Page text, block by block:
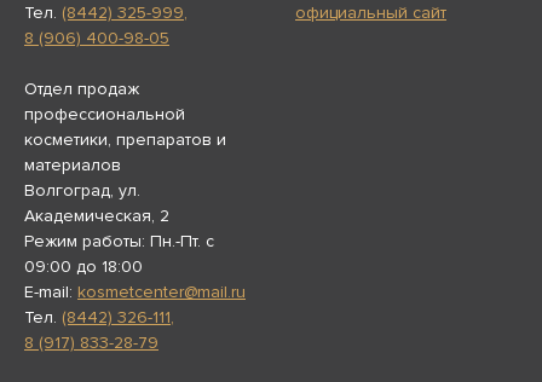
Тел. (8442) 325-999,
8 (906) 400-98-05
Отдел продаж
профессиональной
косметики, препаратов и
материалов
Волгоград, ул.
Академическая, 2
Режим работы: Пн.-Пт. с
09:00 до 18:00
E-mail: kosmetcenter@mail.ru
Тел. (8442) 326-111,
8 (917) 833-28-79
официальный сайт